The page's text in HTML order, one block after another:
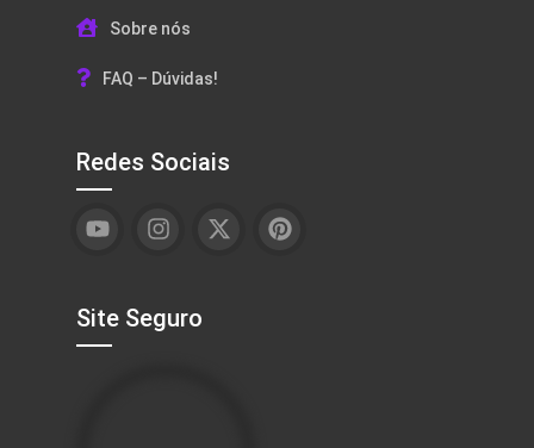
Sobre nós
FAQ – Dúvidas!
Redes Sociais
Site Seguro